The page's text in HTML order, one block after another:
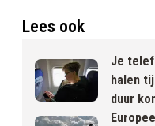
Lees ook
Je
halen
duur